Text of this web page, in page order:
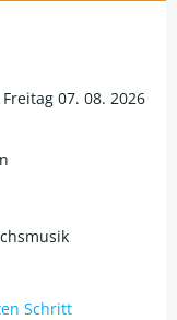
07. 08. 2026
Schritt